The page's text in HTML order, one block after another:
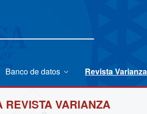
Banco de datos Revista Varianza
REVISTA VARIANZA